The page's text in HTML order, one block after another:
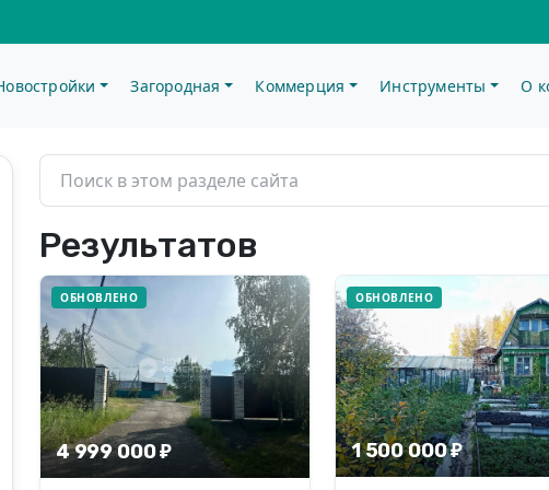
Загородная Коммерция Инструменты О
Недвижимость
Результатов
ОБНОВЛЕНО
4 999 000 ₽
ОБНОВЛЕНО
1 500 000 ₽